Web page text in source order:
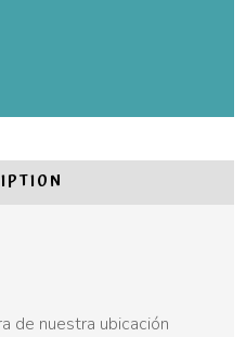
de nuestra ubicación